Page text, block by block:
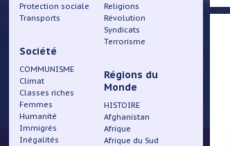
Protection sociale
Transports
Société
COMMUNISME
Climat
Classes riches
Femmes
Humanité
Immigrés
Inégalités
Religions
Révolution
Syndicats
Terrorisme
Régions du
Monde
HISTOIRE
Afghanistan
Afrique
Afrique du Sud